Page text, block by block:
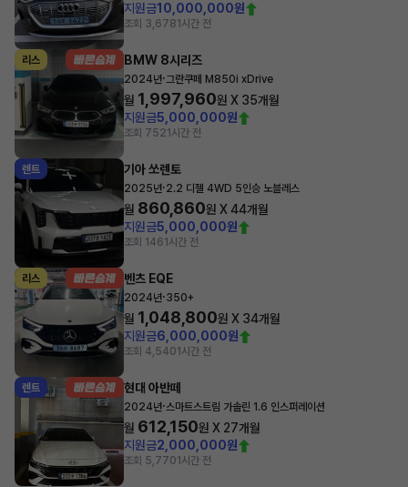
지원금10,000,000원
조회 3,6781시간 전
리스 BMW 8시리즈
2024년·그란쿠페 M850i xDrive
월 1,997,960원 X 35개월
지원금5,000,000원
조회 7521시간 전
렌트 기아 쏘렌토
2025년·2.2 디젤 4WD 5인승 노블레스
월 860,860원 X44개월
지원금5,000,000원
조회 1461시간 전
리스 벤츠 EQE
2024년·350+
월 1,048,800원 X 34개월
지원금6,000,000원
조회 4,5401시간 전
렌트 현대 아반떼
2024년·스마트스트림 가솔린 1.6 인스퍼레이션
월 612,150원 X 27개월
지원금2,000,000원
조회 5,7701시간 전